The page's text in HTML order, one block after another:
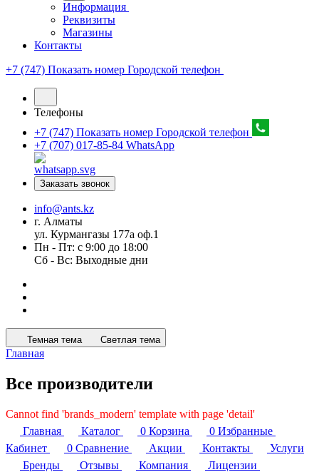
Информация
Реквизиты
Магазины
Контакты
+7 (747) Показать номер Городской телефон
Телефоны
+7 (747) Показать номер Городской телефон
+7 (707) 017-85-84 WhatsApp
Заказать звонок
info@ants.kz
г. Алматы
ул. Курмангазы 177а оф.1
Пн - Пт: с 9:00 до 18:00
Сб - Вс: Выходные дни
Темная тема Светлая тема
Главная
Все производители
Cannot find 'brands_modern' template with page 'detail'
Главная
Каталог 0 Корзина 0 Избранные
Кабинет
0 Сравнение Акции Контакты
Услуги
Бренды
Отзывы Компания
Лицензии